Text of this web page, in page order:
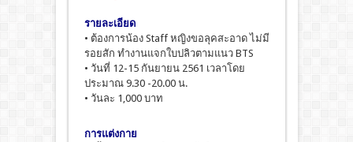
รายละเอียด
• ต้องการน้อง Staff หญิงขอลุคสะอาด ไม่มี
รอยสัก ทำงานแจกใบปลิวตามแนว BTS
• วันที่ 12-15 กันยายน 2561 เวลาโดย
ประมาณ 9.30 -20.00 น.
• วันละ 1,000 บาท
การแต่งกาย